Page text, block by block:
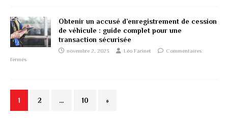
Obtenir un accusé d’enregistrement de cession
de véhicule : guide complet pour une
transaction sécurisée
novembre 2, 2023 Léo Farinet
Commentaires
fermés
1 2 … 10 »